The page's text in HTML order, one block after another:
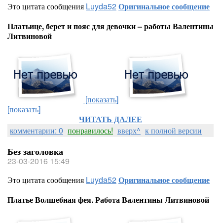
Это цитата сообщения Luyda52Оригинальное сообщение
Платьице, берет и пояс для девочки – работы Валентины
Литвиновой
[показать]
[показать]
ЧИТАТЬ ДАЛЕЕ
комментарии: 0 понравилось! вверх^ к полной версии
Без заголовка
23-03-2016 15:49
Это цитата сообщения Luyda52Оригинальное сообщение
Платье Волшебная фея. Работа Валентины Литвиновой